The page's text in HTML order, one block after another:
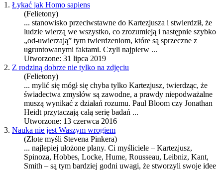
1. Łykać jak Homo sapiens
(Felietony)
... stanowisko przeciwstawne do Kartezjusza i stwierdził, że
ludzie wierzą we wszystko, co zrozumieją i następnie szybko
„od-uwierzają” tym twierdzeniom, które są sprzeczne z
ugruntowanymi faktami. Czyli najpierw ...
Utworzone: 31 lipca 2019
2. Z rodziną dobrze nie tylko na zdjęciu
(Felietony)
... mylić się mógł się chyba tylko Kartezjusz, twierdząc, że
świadectwa zmysłów są zawodne, a prawdy niepodważalne
muszą wynikać z działań rozumu. Paul Bloom czy Jonathan
Heidt przytaczają całą serię badań ...
Utworzone: 13 czerwca 2016
3. Nauka nie jest Waszym wrogiem
(Złote myśli Stevena Pinkera)
... najlepiej ułożone plany. Ci myśliciele – Kartezjusz,
Spinoza, Hobbes, Locke, Hume, Rousseau, Leibniz, Kant,
Smith – są tym bardziej godni uwagi, że stworzyli swoje idee